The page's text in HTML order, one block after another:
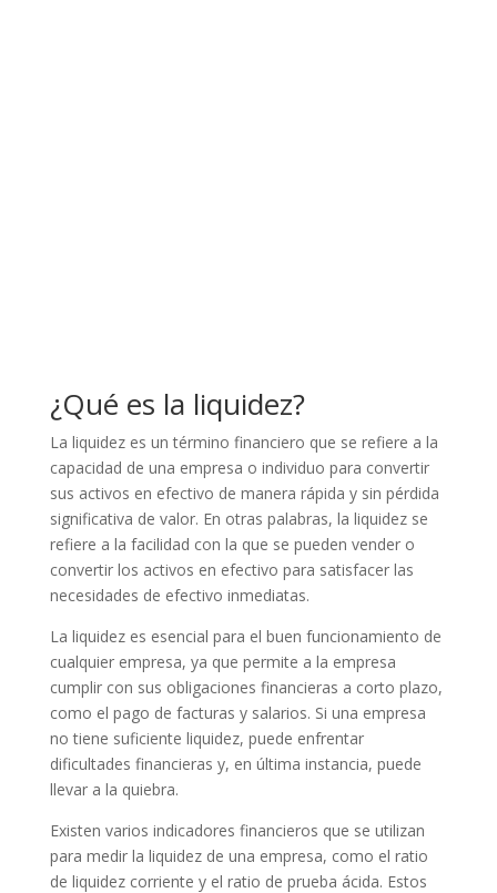
¿Qué es la liquidez?
La liquidez es un término financiero que se refiere a la
capacidad de una empresa o individuo para convertir
sus activos en efectivo de manera rápida y sin pérdida
significativa de valor. En otras palabras, la liquidez se
refiere a la facilidad con la que se pueden vender o
convertir los activos en efectivo para satisfacer las
necesidades de efectivo inmediatas.
La liquidez es esencial para el buen funcionamiento de
cualquier empresa, ya que permite a la empresa
cumplir con sus obligaciones financieras a corto plazo,
como el pago de facturas y salarios. Si una empresa
no tiene suficiente liquidez, puede enfrentar
dificultades financieras y, en última instancia, puede
llevar a la quiebra.
Existen varios indicadores financieros que se utilizan
para medir la liquidez de una empresa, como el ratio
de liquidez corriente y el ratio de prueba ácida. Estos